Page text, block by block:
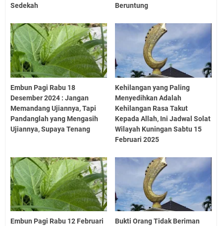
Sedekah
Beruntung
Embun Pagi Rabu 18
Desember 2024 : Jangan
Memandang Ujiannya, Tapi
Pandanglah yang Mengasih
Ujiannya, Supaya Tenang
Kehilangan yang Paling
Menyedihkan Adalah
Kehilangan Rasa Takut
Kepada Allah, Ini Jadwal Solat
Wilayah Kuningan Sabtu 15
Februari 2025
Embun Pagi Rabu 12 Februari
Bukti Orang Tidak Beriman